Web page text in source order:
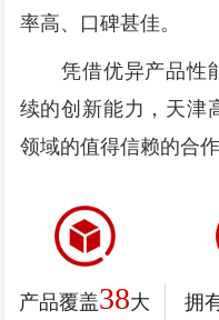
率高、口碑甚佳。
凭借优异产品性能
续的创新能力，天津
领域的值得信赖的合作
产品覆盖38大
拥